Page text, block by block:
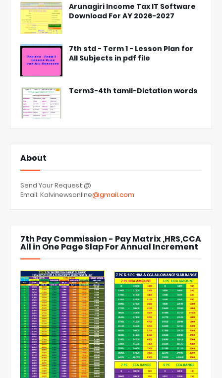
Arunagiri Income Tax IT Software
Download For AY 2026-2027
7th std - Term 1 - Lesson Plan for
All Subjects in pdf file
Term3-4th tamil-Dictation words
About
Send Your Request @
Email: Kalvinewsonline@gmail.com
7th Pay Commission - Pay Matrix ,HRS,CCA
All in One Page Slap For Annual Increment